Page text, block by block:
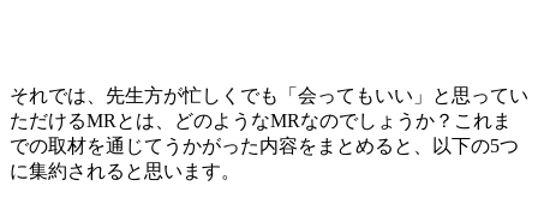
それでは、先生方が忙しくでも「会ってもいい」と思ってい
ただけるMRとは、どのようなMRなのでしょうか？これま
での取材を通じてうかがった内容をまとめると、以下の5つ
に集約されると思います。